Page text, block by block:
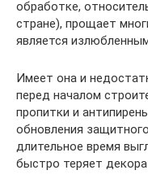
обработке,
стране), прощает
является
Имеет она и
перед началом
пропитки и
обновления
длительное время
быстро теряет